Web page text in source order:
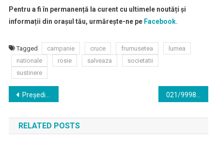
Pentru a fi în permanență la curent cu ultimele noutăți și
informații din orașul tău, urmărește-ne peFacebook.
Tagged campanie cruce frumusetea
lumea
nationale
rosie salveaza
societatii
sustinere
Navigare
în
articole
Preşedintele Iohannis a sesizat la CCR legea privind începerea tratativelor pentru un punct de frontieră la Beba Veche
RELATED POSTS